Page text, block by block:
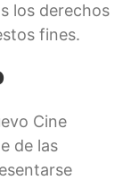
los derechos
fines.
Cine
de las